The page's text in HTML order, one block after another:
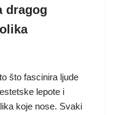
dragog
što fascinira ljude
lepote i
koje nose. Svaki